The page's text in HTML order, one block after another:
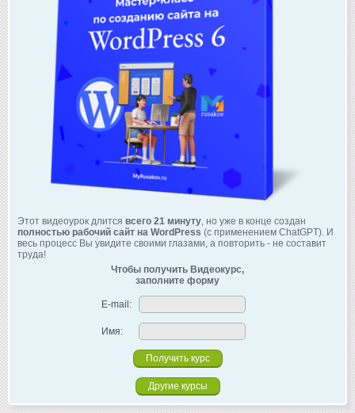
Этот видеоурок длится всего 21 минуту , но уже в конце создан
полностью рабочий сайт на WordPress (с применением ChatGPT). И
весь процесс Вы увидите своими глазами, а повторить - не составит
труда!
Чтобы получить Видеокурс,
заполните форму
E-mail:
Имя:
Другие курсы